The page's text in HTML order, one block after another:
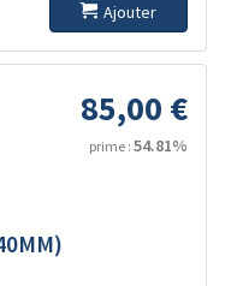
Ajouter
85,00 €
prime : 54.81%